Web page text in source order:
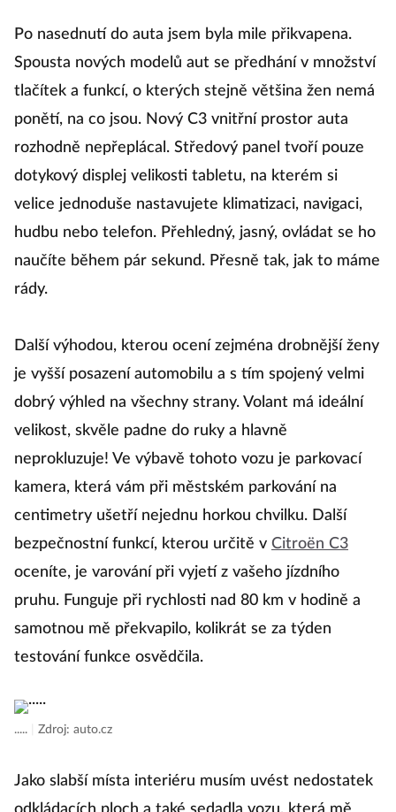
Po nasednutí do auta jsem byla mile přikvapena.
Spousta nových modelů aut se předhání v množství
tlačítek a funkcí, o kterých stejně většina žen nemá
ponětí, na co jsou. Nový C3 vnitřní prostor auta
rozhodně nepřeplácal. Středový panel tvoří pouze
dotykový displej velikosti tabletu, na kterém si
velice jednoduše nastavujete klimatizaci, navigaci,
hudbu nebo telefon. Přehledný, jasný, ovládat se ho
naučíte během pár sekund. Přesně tak, jak to máme
rády.
Další výhodou, kterou ocení zejména drobnější ženy
je vyšší posazení automobilu a s tím spojený velmi
dobrý výhled na všechny strany. Volant má ideální
velikost, skvěle padne do ruky a hlavně
neprokluzuje! Ve výbavě tohoto vozu je parkovací
kamera, která vám při městském parkování na
centimetry ušetří nejednu horkou chvilku. Další
bezpečnostní funkcí, kterou určitě v Citroën C3
oceníte, je varování při vyjetí z vašeho jízdního
pruhu. Funguje při rychlosti nad 80 km v hodině a
samotnou mě překvapilo, kolikrát se za týden
testování funkce osvědčila.
..... Zdroj: auto.cz
Jako slabší místa interiéru musím uvést nedostatek